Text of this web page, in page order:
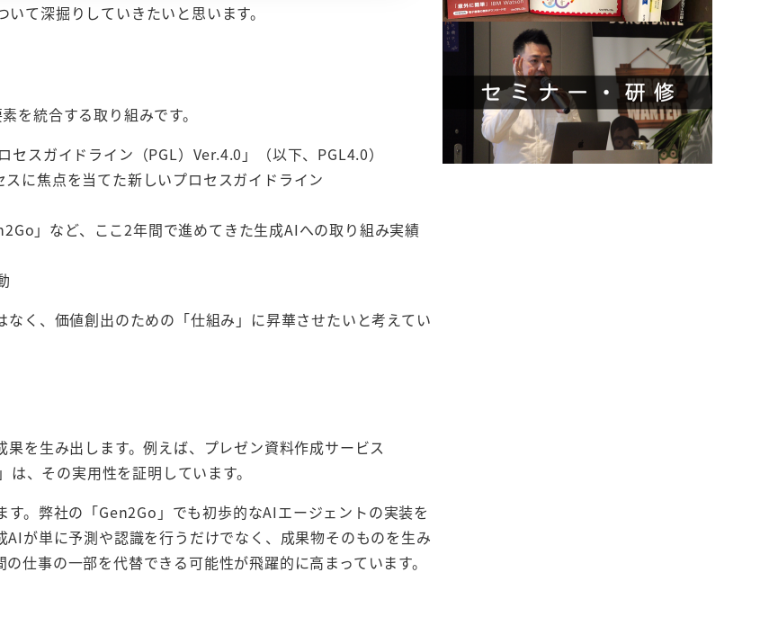
て深掘りしていきたいと思います。
を統合する取り組みです。
スガイドライン（PGL）Ver.4.0」（以下、PGL4.0）
に焦点を当てた新しいプロセスガイドライン
」など、ここ2年間で進めてきた生成AIへの取り組み実績
く、価値創出のための「仕組み」に昇華させたいと考えてい
を生み出します。例えば、プレゼン資料作成サービス
、その実用性を証明しています。
。弊社の「Gen2Go」でも初歩的なAIエージェントの実装を
が単に予測や認識を行うだけでなく、成果物そのものを生み
仕事の一部を代替できる可能性が飛躍的に高まっています。